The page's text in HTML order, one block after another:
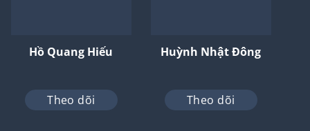
Hồ Quang Hiếu
Theo dõi
Huỳnh Nhật Đông
Theo dõi